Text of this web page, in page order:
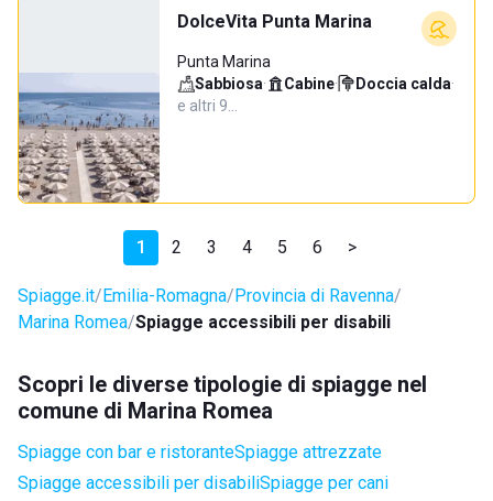
DolceVita Punta Marina
Punta Marina
Sabbiosa· Cabine· Doccia calda·
e altri 9…
1 2 3 4 5 6 >
Spiagge.it Emilia-Romagna Provincia di Ravenna
Marina Romea Spiagge accessibili per disabili
Scopri le diverse tipologie di spiagge nel
comune di Marina Romea
Spiagge con bar e ristoranteSpiagge attrezzate
Spiagge accessibili per disabiliSpiagge per cani